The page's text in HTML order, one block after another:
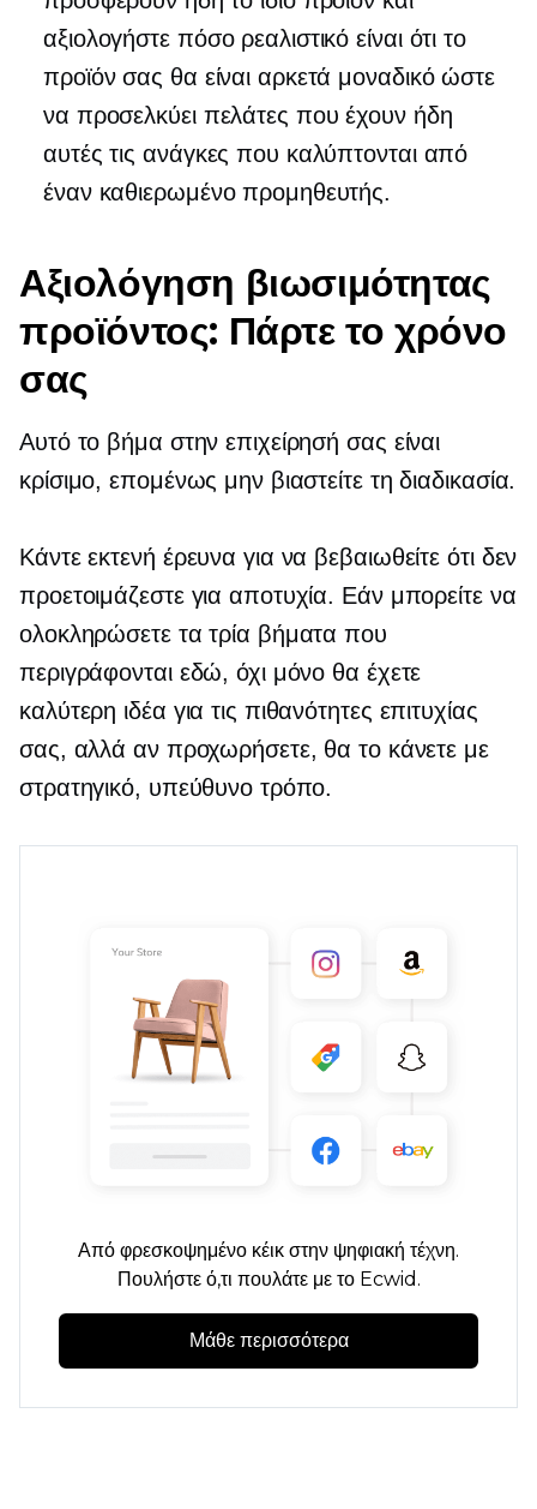
αξιολογήστε πόσο ρεαλιστικό είναι ότι το
προϊόν σας θα είναι αρκετά μοναδικό ώστε
να προσελκύει πελάτες που έχουν ήδη
αυτές τις ανάγκες που καλύπτονται από
έναν καθιερωμένο προμηθευτής.
Αξιολόγηση βιωσιμότητας
προϊόντος: Πάρτε το χρόνο
σας
Αυτό το βήμα στην επιχείρησή σας είναι
κρίσιμο, επομένως μην βιαστείτε τη διαδικασία.
Κάντε εκτενή έρευνα για να βεβαιωθείτε ότι δεν
προετοιμάζεστε για αποτυχία. Εάν μπορείτε να
ολοκληρώσετε τα τρία βήματα που
περιγράφονται εδώ, όχι μόνο θα έχετε
καλύτερη ιδέα για τις πιθανότητες επιτυχίας
σας, αλλά αν προχωρήσετε, θα το κάνετε με
στρατηγικό, υπεύθυνο τρόπο.
Από φρεσκοψημένο κέικ στην ψηφιακή τέχνη.
Πουλήστε ό,τι πουλάτε με το Ecwid.
Μάθε περισσότερα